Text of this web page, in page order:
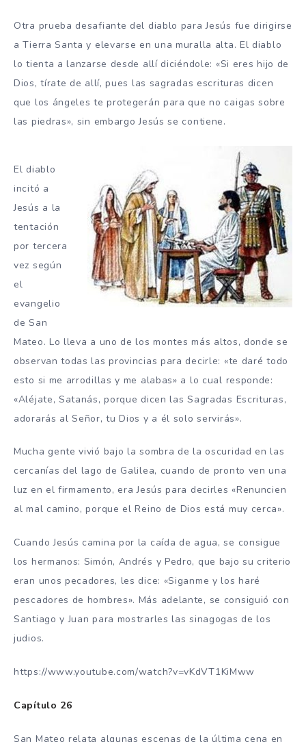
Otra prueba desafiante del diablo para Jesús fue dirigirse
a Tierra Santa y elevarse en una muralla alta. El diablo
lo tienta a lanzarse desde allí diciéndole: «Si eres hijo de
Dios, tírate de allí, pues las sagradas escrituras dicen
que los ángeles te protegerán para que no caigas sobre
las piedras», sin embargo Jesús se contiene.
El diablo
incitó a
Jesús a la
tentación
por tercera
vez según
el
evangelio
de San
Mateo. Lo lleva a uno de los montes más altos, donde se
observan todas las provincias para decirle: «te daré todo
esto si me arrodillas y me alabas» a lo cual responde:
«Aléjate, Satanás, porque dicen las Sagradas Escrituras,
adorarás al Señor, tu Dios y a él solo servirás».
Mucha gente vivió bajo la sombra de la oscuridad en las
cercanías del lago de Galilea, cuando de pronto ven una
luz en el firmamento, era Jesús para decirles «Renuncien
al mal camino, porque el Reino de Dios está muy cerca».
Cuando Jesús camina por la caída de agua, se consigue
los hermanos: Simón, Andrés y Pedro, que bajo su criterio
eran unos pecadores, les dice: «Siganme y los haré
pescadores de hombres». Más adelante, se consiguió con
Santiago y Juan para mostrarles las sinagogas de los
judios.
https://www.youtube.com/watch?v=vKdVT1KiMww
Capítulo 26
San Mateo relata algunas escenas de la última cena en